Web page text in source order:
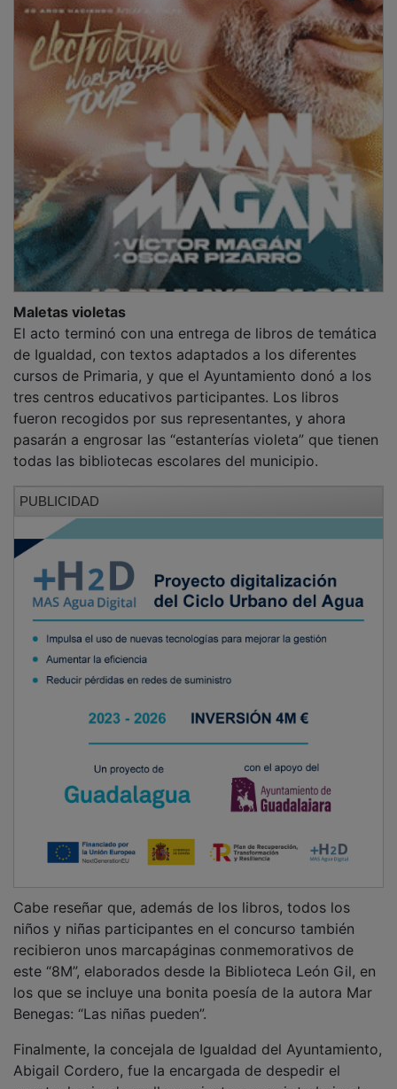
El acto terminó con una entrega de libros de temática
de Igualdad, con textos adaptados a los diferentes
cursos de Primaria, y que el Ayuntamiento donó a los
tres centros educativos participantes. Los libros
fueron recogidos por sus representantes, y ahora
pasarán a engrosar las “estanterías violeta” que tienen
todas las bibliotecas escolares del municipio.
niños y niñas participantes en el concurso también
recibieron unos marcapáginas conmemorativos de
este “8M”, elaborados desde la Biblioteca León Gil, en
los que se incluye una bonita poesía de la autora Mar
Benegas: “Las niñas pueden”.
Abigail Cordero, fue la encargada de despedir el
evento, haciendo un llamamiento a seguir trabajando